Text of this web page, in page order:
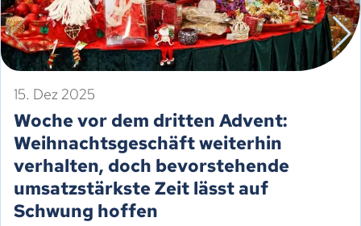
15. Dez 2025
Woche vor dem dritten Advent:
Weihnachtsgeschäft weiterhin
verhalten, doch bevorstehende
umsatzstärkste Zeit lässt auf
Schwung hoffen